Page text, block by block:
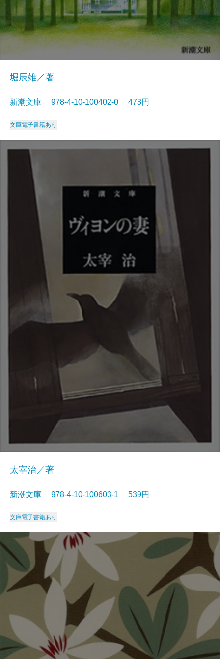
堀辰雄／著
新潮文庫 978-4-10-100402-0 473円
文庫電子書籍あり
太宰治／著
新潮文庫 978-4-10-100603-1 539円
文庫電子書籍あり